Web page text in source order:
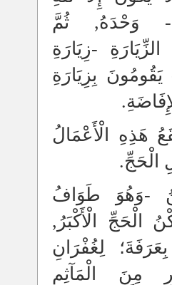
وَحْدَهُ, ثُمَّ
-زِيَارَةِ
يَقُومُونَ بِزِيَارَةِ
هَذِهِ الْأَعْمَالُ
الْحَجِّ.
-وَهُوَ طَوَافُ
الْحَجِّ الْأَكْبَرُ,
لِغُفْرَانِ
مِنَ الْمَآثِمِ